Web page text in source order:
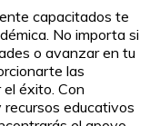
capacitados te
No importa si
o avanzar en tu
las
éxito. Con
educativos